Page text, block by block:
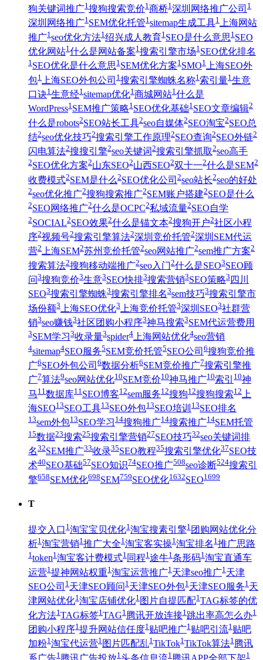
狗关键词推广1 搜狗搜索竞价1 商桥1 深圳网络推广公司 1
深圳网络推广1 SEM优化托管1 sitemap生成工具1
上海网站
推广1 seo优化方法1 绍兴成人教育1 SEO是什么意思1 SEO
优化网站1 什么是网站备案1 搜索引擎市场1 SEO优化排名
1 SEO优化是什么意思1 SEM优化方案1 SMO1
上海SEO外
包1 上海SEO外包公司 1 搜索引擎蜘蛛名称1 索引量1 生意
口诀1 生意经1 sitemap优化1 商城网站1 什么是
WordPress1 SEM推广策略1 SEO优化基础1 SEO文章编辑2
什么是robots2SEO站长工具2seo自媒体2SEO淘宝2SEO总
结2seo优化技巧2搜索引擎工作原理2SEO查询2SEO外链2
闪电算法2搜搜引擎2seo关键词2搜索引擎抓取2seo高手
2SEO优化方案2山东SEO2山西SEO2双十一2什么是SEM2
收费模式2SEM是什么2SEO优化公司 2seo站长2seo的好处
2seo优化推广2搜狗搜索推广2SEM账户搭建2SEO是什么
2SEO网络推广2什么是OCPC2私域流量2SEO自学
2SOCIAL2SEO效果2什么是锚文本2搜狗开户2社区小程
序2视频号2搜索引擎算法2深圳竞价托管2深圳SEM代运
营2上海SEM2苏州竞价托管2seo网站推广2sem推广方案2
搜索算法2搜狗移动端推广2seo入门2什么是SEO3SEO顾
问3搜狗竞价3生意3SEO快排3搜索营销3SEO策略3 四川
SEO3搜索引擎蜘蛛3搜索引擎排名3sem技巧3搜索引擎市
场份额3 上海SEO优化3 上海竞价托管3深圳SEO3社群营
销3seo赚钱3社区团购小程序3神马搜索3SEM代运营费用
3SEM学习3收录量3spider4上海网站优化4seo营销
4sitemap4SEO服务5SEM竞价托管5SEO公司 6搜狗竞价推
广6SEO外包公司 6数据分析6SEM竞价推广7搜索引擎推
广7算法9seo网站优化10SEM竞价10神马推广10索引 10神
马 11 数据库11 SEO博客12sem服务12搜狗12搜狗搜索12 上
海SEO13SEO工具13SEO外包13SEO培训 13SEO排名
13sem外包13SEO学习 14搜狗推广14搜索推广14SEM托管
15数据23搜索25搜索引擎营销27SEO技巧32seo关键词排
名32SEM推广33收录35SEO教程35搜索引擎优化37SEO技
术40SEO基础57SEO知识74SEO推广508seo诊断524搜索引
擎658SEM优化698SEM759SEO优化1632SEO1699
T
提交入口 1 淘宝宝贝优化1 淘宝搜素引擎1 团购网站优化分
析1 淘宝营销1 推广大全1 淘宝客实操1 淘宝排名 1 推广思路
1 token1 淘宝客计费模式1 同程1 途牛1 条形码1 淘宝直通车
运营1 提神网站权重1 淘宝运营推广1 天津seo推广1 天津
SEO公司 1 天津SEO顾问 1 天津SEO外包1 天津SEO服务1 天
津网站优化1 淘宝店铺优化1 图片自提匹配1 TAG标签的优
化方法1 TAG标签1 TAG1 腾讯开放连接1 跳出率高怎么办1
团购小程序1 提升网站信任度1 贴吧推广1 贴吧引流1 贴吧
加粉1 淘宝代运营1 图片匹配乱1 TikTok1 TikTok算法1 腾讯
系广告1 腾讯广告投放1 头条信息流1 腾讯APP全部下架1